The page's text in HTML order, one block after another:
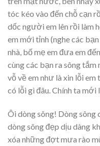
tóc kéo vào đến chỗ cạn
dốc người em lên rồi làm
em mới tỉnh (nghe các
nhà, bố mẹ em đưa em
cùng các bạn ra sông tắm
vỗ về em như là xin lỗi
có lỗi gì đâu. Chính ta
Ôi dòng sông! Dòng sông
dòng sông đẹp dịu dàng
xóa những đợt mưa rào